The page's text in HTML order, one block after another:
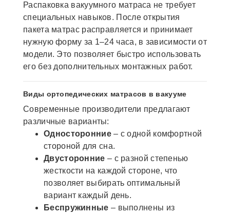
Распаковка вакуумного матраса не требует
специальных навыков. После открытия
пакета матрас расправляется и принимает
нужную форму за 1–24 часа, в зависимости от
модели. Это позволяет быстро использовать
его без дополнительных монтажных работ.
Виды ортопедических матрасов в вакууме
Современные производители предлагают
различные варианты:
Односторонние– с одной комфортной
стороной для сна.
Двусторонние – с разной степенью
жесткости на каждой стороне, что
позволяет выбирать оптимальный
вариант каждый день.
Беспружинные – выполнены из